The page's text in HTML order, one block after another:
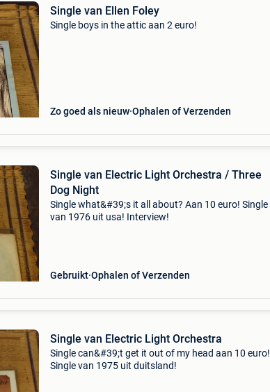
Single van Ellen Foley
Single boys in the attic aan 2 euro!
Zo goed als nieuw Ophalen of Verzenden
Single van Electric Light Orchestra / Three
Dog Night
Single what&#39;s it all about? Aan 10 euro! Single
van 1976 uit usa! Interview!
Gebruikt Ophalen of Verzenden
Single van Electric Light Orchestra
Single can&#39;t get it out of my head aan 10 euro!
Single van 1975 uit duitsland!